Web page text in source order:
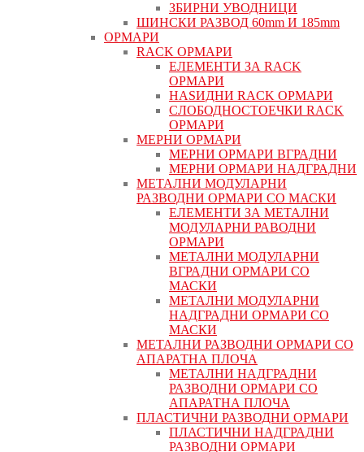
ЗБИРНИ УВОДНИЦИ
ШИНСКИ РАЗВОД 60mm И 185mm
ОРМАРИ
RACK ОРМАРИ
ЕЛЕМЕНТИ ЗА RACK
ОРМАРИ
НАЅИДНИ RACK ОРМАРИ
СЛОБОДНОСТОЕЧКИ RACK
ОРМАРИ
МЕРНИ ОРМАРИ
МЕРНИ ОРМАРИ ВГРАДНИ
МЕРНИ ОРМАРИ НАДГРАДНИ
МЕТАЛНИ МОДУЛАРНИ
РАЗВОДНИ ОРМАРИ СО МАСКИ
ЕЛЕМЕНТИ ЗА МЕТАЛНИ
МОДУЛАРНИ РАВОДНИ
ОРМАРИ
МЕТАЛНИ МОДУЛАРНИ
ВГРАДНИ ОРМАРИ СО
МАСКИ
МЕТАЛНИ МОДУЛАРНИ
НАДГРАДНИ ОРМАРИ СО
МАСКИ
МЕТАЛНИ РАЗВОДНИ ОРМАРИ СО
АПАРАТНА ПЛОЧА
МЕТАЛНИ НАДГРАДНИ
РАЗВОДНИ ОРМАРИ СО
АПАРАТНА ПЛОЧА
ПЛАСТИЧНИ РАЗВОДНИ ОРМАРИ
ПЛАСТИЧНИ НАДГРАДНИ
РАЗВОДНИ ОРМАРИ